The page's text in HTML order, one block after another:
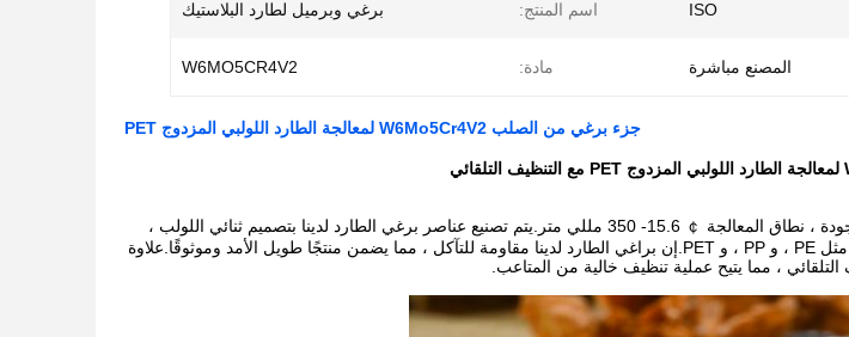
ISO اسم المنتج: برغي وبرميل لطارد البلاستيك
المصنع مباشرة مادة: W6MO5CR4V2
جزء برغي من الصلب W6Mo5Cr4V2 لمعالجة الطارد اللولبي المزدوج PET
يقدم المصنع المباشر عناصر برغي الطارد عالية الجودة ، نطاق المعالجة ￠ 15.6- 350 مللي متر.يتم تصنيع عناصر برغي الطارد لدينا بتصميم ثنائي اللولب ،
وهو مثالي لمعالجة مجموعة متنوعة من البلاستيك مثل PE ، و PP ، و PET.إن براغي الطارد لدينا مقاومة للتآكل ، مما يضمن منتجًا طويل الأمد وموثوقًا.علاوة
، مما يتيح عملية تنظيف خالية من المتاعب.